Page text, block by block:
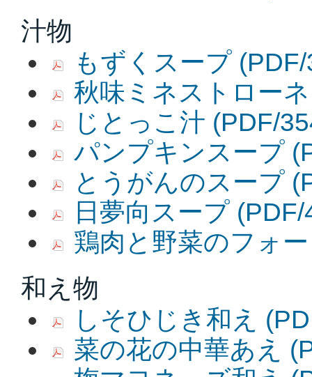
汁物
もずくスープ
秋味ミネストローネ
じとっこ汁 (PDF/
パンプキンスープ
とうがんのスープ
日夢向スープ
鶏肉と野菜のフォー
和え物
しそひじき和え
菜の花の中華あえ